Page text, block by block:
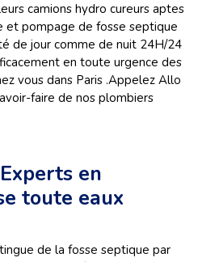
camions hydro cureurs aptes
et pompage de fosse septique
de jour comme de nuit 24H/24
en toute urgence des
vous dans Paris .Appelez Allo
faire de nos plombiers
en
toute eaux
de la fosse septique par